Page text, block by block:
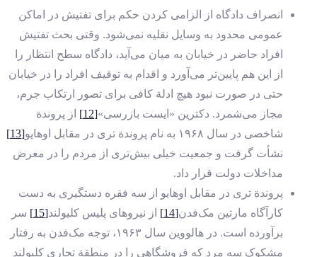
انصراف دادگاه از الزامی کردن حکم برای تفتیش در اماکن
عمومی محدود به وسایل نقلیه نمی‌شود. وقتی بحث تفتیش
افراد حاضر در خیابان به میان می‌آید،‌ دادگاه سطح انتظار را
از این هم پایین‌تر می‌آورد و اقدام به توقیف افراد را در خیابان
حتی در صورت نبود هیچ ادلة کافی برای تصور ارتکاب جرم،
مجاز می‌شمرد. دکترین «ایست بازرسی»[12]
از پروندة
شاخصی در سال ۱۹۶۸ به نام پروندة تری در مقابل اوهایو
[13]
نشأت گرفت و جمعیت خیلی بیش‌تری از مردم را در معرض
مداخلات دولت قرار داد.
پروندة تری در مقابل اوهایو از سه فقره دستگیری به دست
کارآگاه مارتین مک‌فدن[14] از نیروهای پلیس کلیولند[15]
سر
برآورده است. در هالووین سال ۱۹۶۳، توجه مک‌فدن به رفتار
مشکوک سه مرد که فروشگاهی را در منطقة تجاری کلیولند